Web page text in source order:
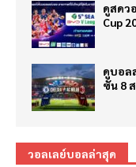
ดูสดว
Cup
ดูบอล
ซั่น 8
วอลเลย์บอลล่าสุด